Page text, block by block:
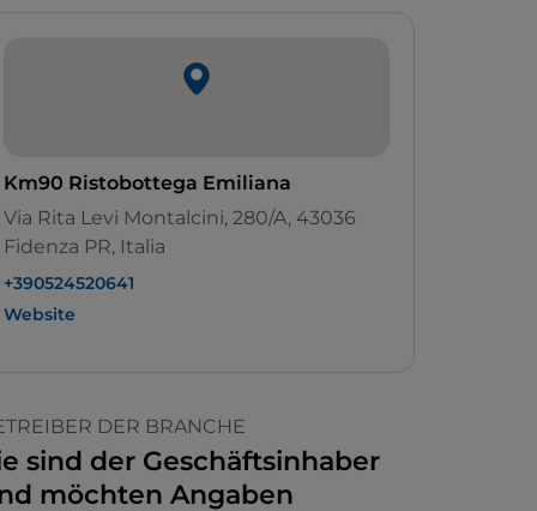
Km90 Ristobottega Emiliana
Via Rita Levi Montalcini, 280/A, 43036
Fidenza PR, Italia
+390524520641
Website
DER BRANCHE
sind der Geschäftsinhaber
möchten Angaben